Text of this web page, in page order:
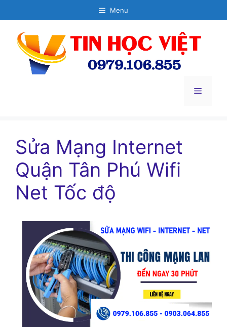
đến
dung
Menu
Menu
Sửa Mạng Internet
Quận Tân Phú Wifi
Net Tốc độ